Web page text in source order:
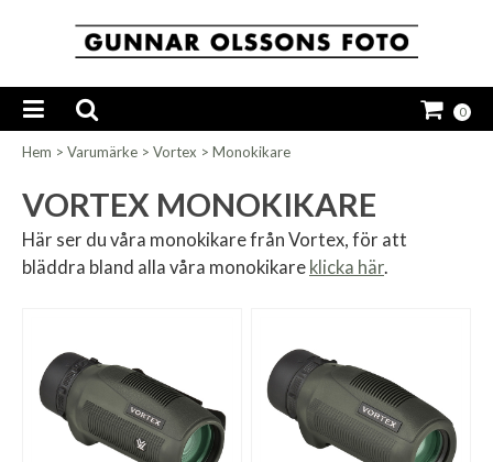
0
Hem > Varumärke > Vortex > Monokikare
VORTEX MONOKIKARE
Här ser du våra monokikare från Vortex, för att
bläddra bland alla våra monokikare klicka här.